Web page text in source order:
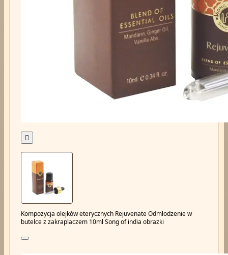

Kompozycja olejków eterycznych Rejuvenate Odmłodzenie w
butelce z zakraplaczem 10ml Song of india obrazki